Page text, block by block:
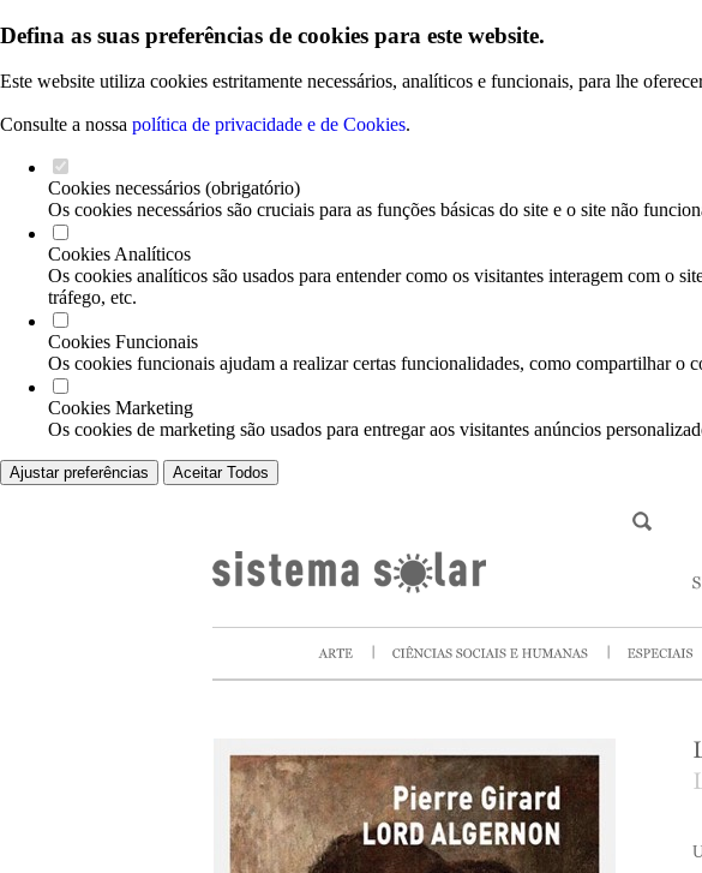
Defina as suas preferências de cookies para este website.
Este website utiliza cookies estritamente necessários, analíticos e funcionais, para lhe
Consulte a nossa política de privacidade e de Cookies.
Cookies necessários (obrigatório)
Os cookies necessários são cruciais para as funções básicas do site e o site não
Cookies Analíticos
Os cookies analíticos são usados para entender como os visitantes interagem com o
tráfego, etc.
Cookies Funcionais
Os cookies funcionais ajudam a realizar certas funcionalidades, como compartilhar o
Cookies Marketing
Os cookies de marketing são usados para entregar aos visitantes anúncios
Ajustar preferências Aceitar Todos